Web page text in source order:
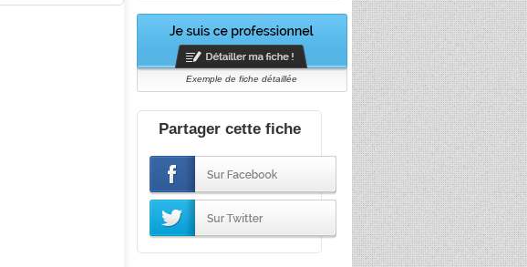
Exemple de fiche détaillée
Partager cette fiche